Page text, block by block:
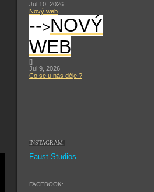
Jul 10, 2026
Nový web
-->NOVÝ
WEB
[]
Jul 9, 2026
Co se u nás děje ?
INSTAGRAM:
Faust Studios
FACEBOOK: